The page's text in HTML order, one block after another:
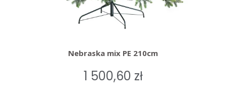
Nebraska mix PE 210cm
1 500,60 zł